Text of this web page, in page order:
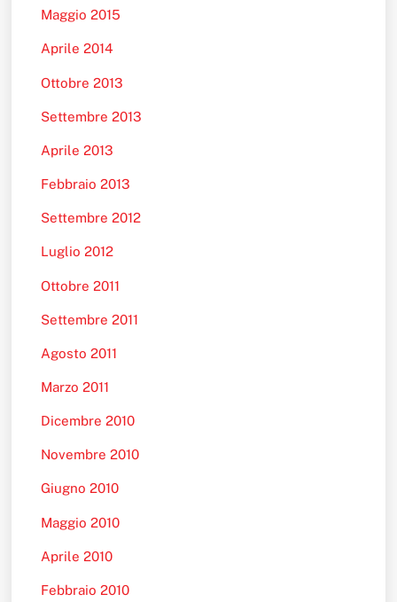
Maggio 2015
Aprile 2014
Ottobre 2013
Settembre 2013
Aprile 2013
Febbraio 2013
Settembre 2012
Luglio 2012
Ottobre 2011
Settembre 2011
Agosto 2011
Marzo 2011
Dicembre 2010
Novembre 2010
Giugno 2010
Maggio 2010
Aprile 2010
Febbraio 2010